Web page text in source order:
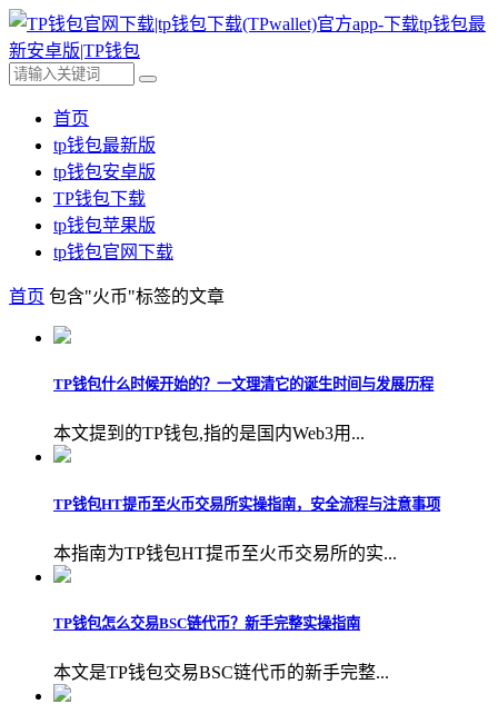
首页
tp钱包最新版
tp钱包安卓版
TP钱包下载
tp钱包苹果版
tp钱包官网下载
首页 包含"火币"标签的文章
TP钱包什么时候开始的？一文理清它的诞生时间与发展历程
本文提到的TP钱包,指的是国内Web3用...
TP钱包HT提币至火币交易所实操指南，安全流程与注意事项
本指南为TP钱包HT提币至火币交易所的实...
TP钱包怎么交易BSC链代币？新手完整实操指南
本文是TP钱包交易BSC链代币的新手完整...